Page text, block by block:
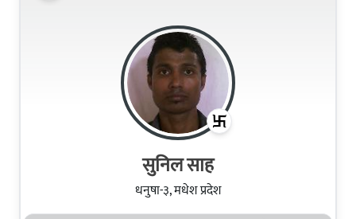
सुनिल साह
धनुषा-३, मधेश प्रदेश